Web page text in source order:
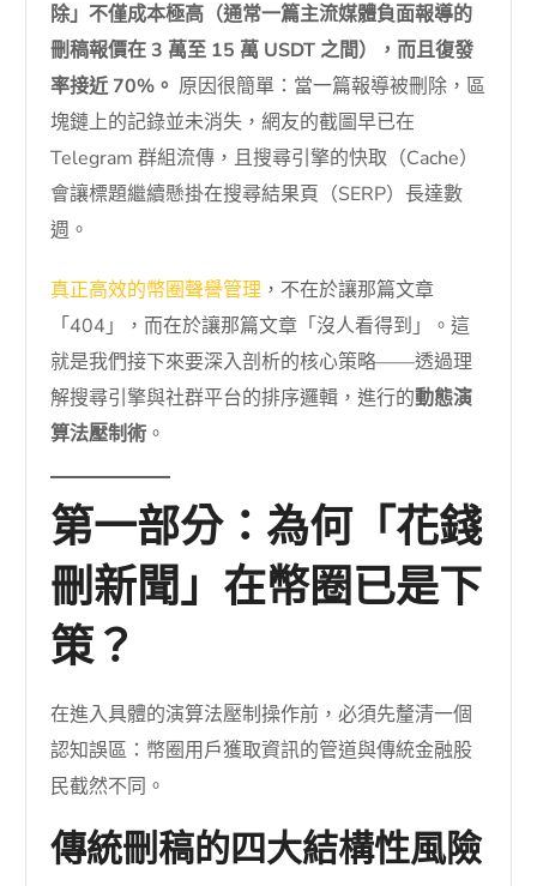
除」不僅成本極高（通常一篇主流媒體負面報導的
刪稿報價在 3 萬至 15 萬 USDT 之間），而且復發
率接近 70%。 原因很簡單：當一篇報導被刪除，區
塊鏈上的記錄並未消失，網友的截圖早已在
Telegram 群組流傳，且搜尋引擎的快取（Cache）
會讓標題繼續懸掛在搜尋結果頁（SERP）長達數
週。
真正高效的幣圈聲譽管理 ，不在於讓那篇文章
「404」，而在於讓那篇文章「沒人看得到」。這
就是我們接下來要深入剖析的核心策略——透過理
解搜尋引擎與社群平台的排序邏輯，進行的動態演
算法壓制術 。
第一部分：為何「花錢
刪新聞」在幣圈已是下
策？
在進入具體的演算法壓制操作前，必須先釐清一個
認知誤區：幣圈用戶獲取資訊的管道與傳統金融股
民截然不同。
傳統刪稿的四大結構性風險